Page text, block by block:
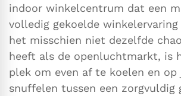
indoor winkelcentrum dat een
volledig gekoelde
het misschien niet dezelfde
heeft als de openluchtmarkt, is
plek om even af te koelen en op
snuffelen tussen een zorgvuldig